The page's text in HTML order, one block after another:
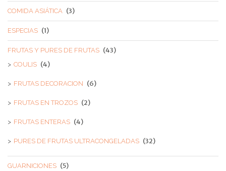
COMIDA ASIÁTICA (3)
ESPECIAS (1)
FRUTAS Y PURES DE FRUTAS (43)
COULIS (4)
FRUTAS DECORACION (6)
FRUTAS EN TROZOS (2)
FRUTAS ENTERAS (4)
PURES DE FRUTAS ULTRACONGELADAS (32)
GUARNICIONES (5)